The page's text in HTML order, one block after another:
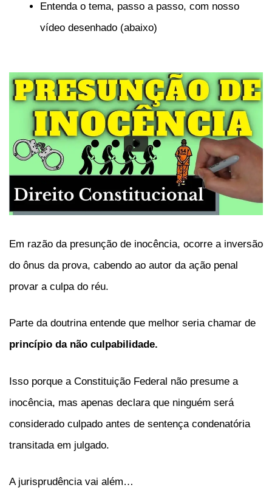
Entenda o tema, passo a passo, com nosso
vídeo desenhado (abaixo)
Em razão da presunção de inocência, ocorre a inversão
do ônus da prova, cabendo ao autor da ação penal
provar a culpa do réu.
Parte da doutrina entende que melhor seria chamar de
princípio da não culpabilidade.
Isso porque a Constituição Federal não presume a
inocência, mas apenas declara que ninguém será
considerado culpado antes de sentença condenatória
transitada em julgado.
A jurisprudência vai além…